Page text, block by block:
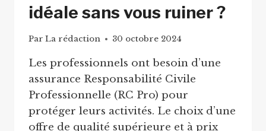
idéale sans vous ruiner ?
Par La rédaction 30 octobre 2024
Les professionnels ont besoin d’une
assurance Responsabilité Civile
Professionnelle (RC Pro) pour
protéger leurs activités. Le choix d’une
offre de qualité supérieure et à prix